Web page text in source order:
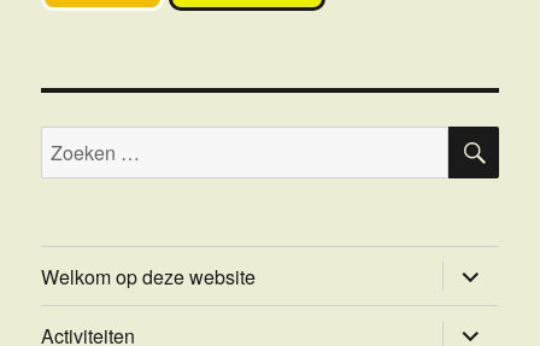
Zoeken
naar:
Welkom op deze website submenu
Activiteiten
submenu